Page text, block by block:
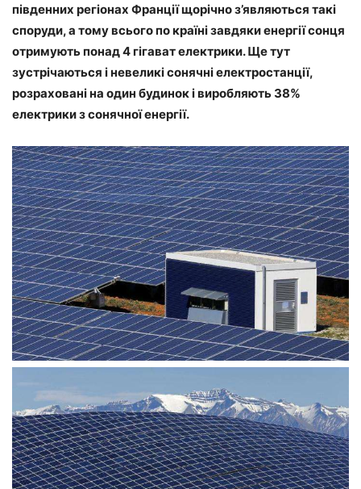
південних регіонах Франції щорічно з’являються такі
споруди, а тому всього по країні завдяки енергії сонця
отримують понад 4 гігават електрики. Ще тут
зустрічаються і невеликі сонячні електростанції,
розраховані на один будинок і виробляють 38%
електрики з сонячної енергії.